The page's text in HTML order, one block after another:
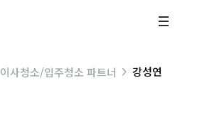
이사청소/입주청소 파트너 강성연